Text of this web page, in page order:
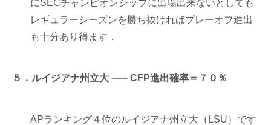
にSECチャンピオンシップに出場出来ないとしても
レギュラーシーズンを勝ち抜ければプレーオフ進出
も十分あり得ます．
５．ルイジアナ州立大 −−− CFP進出確率＝７０％
APランキング４位のルイジアナ州立大（LSU）です